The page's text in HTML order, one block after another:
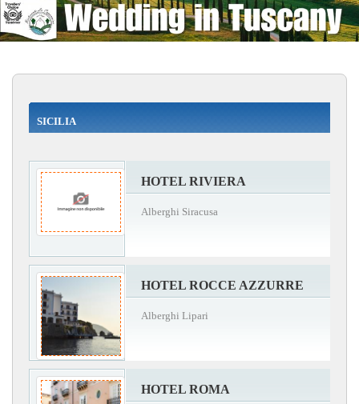
SICILIA
HOTEL RIVIERA
Alberghi Siracusa
HOTEL ROCCE AZZURRE
Alberghi Lipari
HOTEL ROMA